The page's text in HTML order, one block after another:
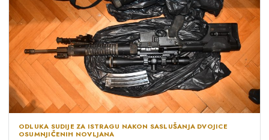
ODLUKA SUDIJE ZA ISTRAGU NAKON SASLUŠANJA DVOJICE
OSUMNJIČENIH NOVLJANA